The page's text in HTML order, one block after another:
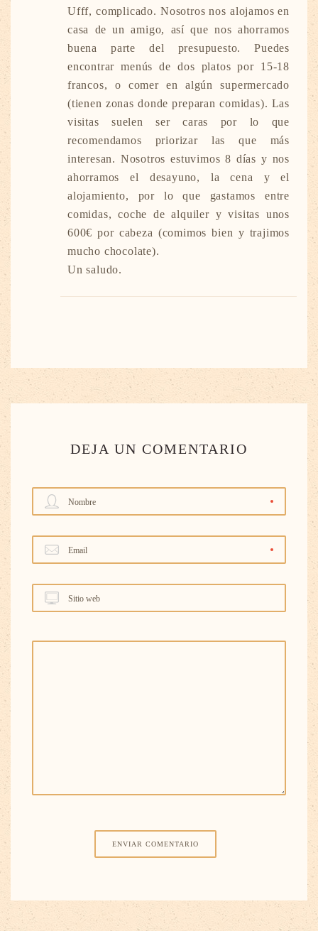
Ufff, complicado. Nosotros nos alojamos en
casa de un amigo, así que nos ahorramos
buena parte del presupuesto. Puedes
encontrar menús de dos platos por 15-18
francos, o comer en algún supermercado
(tienen zonas donde preparan comidas). Las
visitas suelen ser caras por lo que
recomendamos priorizar las que más
interesan. Nosotros estuvimos 8 días y nos
ahorramos el desayuno, la cena y el
alojamiento, por lo que gastamos entre
comidas, coche de alquiler y visitas unos
600€ por cabeza (comimos bien y trajimos
mucho chocolate).
Un saludo.
DEJA UN COMENTARIO
Nombre
Email
Sitio web